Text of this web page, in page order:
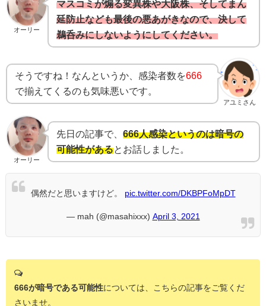
オーリー
マスコミが煽る変異株や大阪株、そしてまん
延防止なども最後の悪あがきなので、決して
鵜呑みにしないようにしてください。
アユミさん
そうですね！なんというか、感染者数を666
で揃えてくるのも気味悪いです。
オーリー
先日の記事で、 666人感染というのは暗号の
可能性があるとお話しました。
偶然だと思いますけど。 pic.twitter.com/DKBPFoMpDT
— mah (@masahixxx) April 3, 2021
666が暗号である可能性については、こちらの記事をご覧くだ
さいませ。